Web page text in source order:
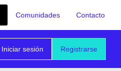
Comunidades Contacto
Registrarse
Iniciar sesión